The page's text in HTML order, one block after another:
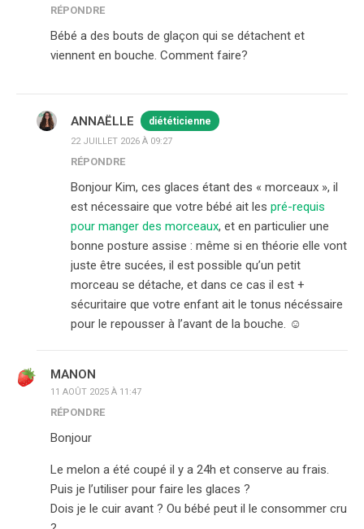
RÉPONDRE
Bébé a des bouts de glaçon qui se détachent et
viennent en bouche. Comment faire?
ANNAËLLE diététicienne
22 JUILLET 2026 À 09:27
RÉPONDRE
Bonjour Kim, ces glaces étant des « morceaux », il
est nécessaire que votre bébé ait les pré-requis
pour manger des morceaux, et en particulier une
bonne posture assise : même si en théorie elle vont
juste être sucées, il est possible qu’un petit
morceau se détache, et dans ce cas il est +
sécuritaire que votre enfant ait le tonus nécéssaire
pour le repousser à l’avant de la bouche. ☺️
MANON
11 AOÛT 2025 À 11:47
RÉPONDRE
Bonjour
Le melon a été coupé il y a 24h et conserve au frais.
Puis je l’utiliser pour faire les glaces ?
Dois je le cuir avant ? Ou bébé peut il le consommer cru